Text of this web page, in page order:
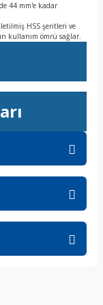
44 mm'e kadar
HSS şeritleri ve
kullanım ömrü sağlar.